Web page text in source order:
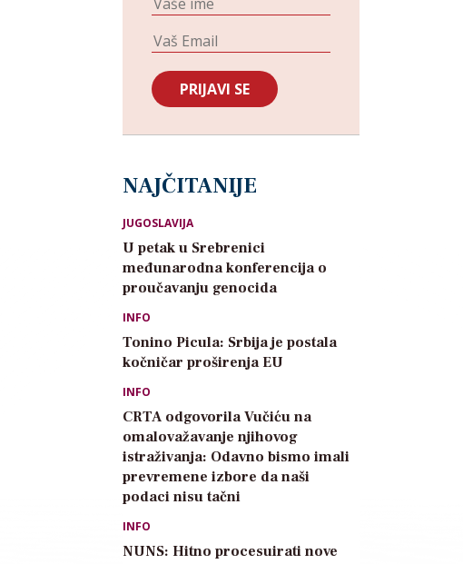
NAJČITANIJE
JUGOSLAVIJA
U petak u Srebrenici
međunarodna konferencija o
proučavanju genocida
INFO
Tonino Picula: Srbija je postala
kočničar proširenja EU
INFO
CRTA odgovorila Vučiću na
omalovažavanje njihovog
istraživanja: Odavno bismo imali
prevremene izbore da naši
podaci nisu tačni
INFO
NUNS: Hitno procesuirati nove